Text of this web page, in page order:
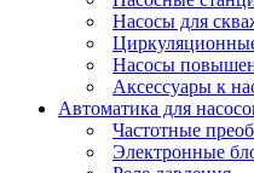
Насосы для
Насосы
Аксессуары к
Автоматика для
Частотные
Электронные